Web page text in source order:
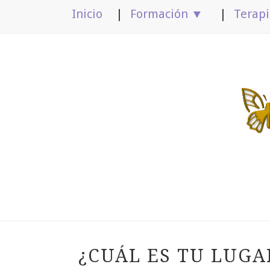
Inicio Formación ▼
¿CUÁL ES TU